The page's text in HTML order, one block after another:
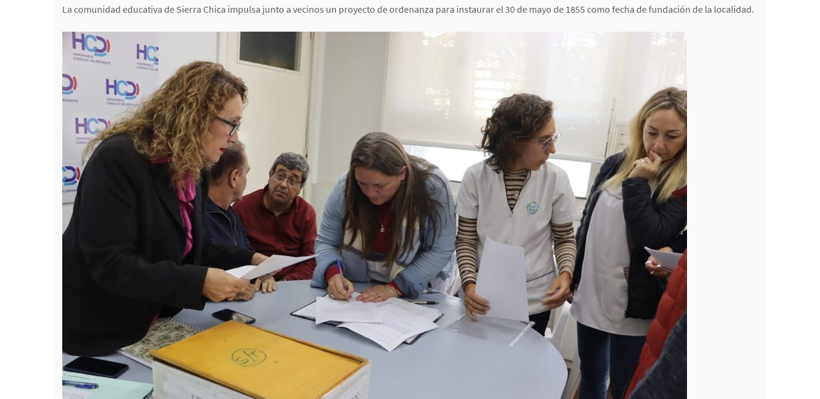
La comunidad educativa de Sierra Chica impulsa junto a vecinos un proyecto de ordenanza para instaurar el 30 de mayo de 1855 como fecha de fundación de la localidad.